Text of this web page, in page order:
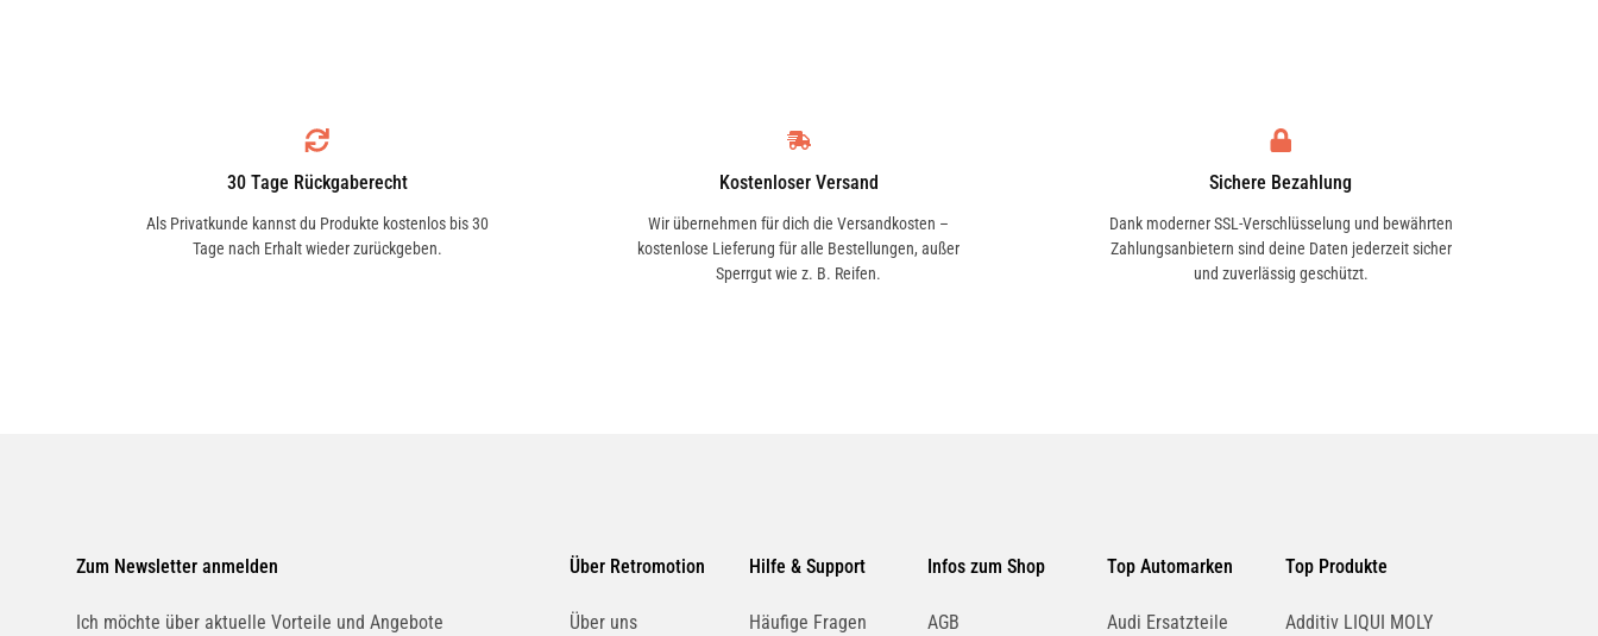
30 Tage Rückgaberecht
Als Privatkunde kannst du Produkte kostenlos bis 30
Tage nach Erhalt wieder zurückgeben.
Kostenloser Versand
Wir übernehmen für dich die Versandkosten –
kostenlose Lieferung für alle Bestellungen, außer
Sperrgut wie z. B. Reifen.
Sichere Bezahlung
Dank moderner SSL-Verschlüsselung und bewährten
Zahlungsanbietern sind deine Daten jederzeit sicher
und zuverlässig geschützt.
Zum Newsletter anmelden
Ich möchte über aktuelle Vorteile und Angebote
Über Retromotion
Über uns
Hilfe & Support
Häufige Fragen
Infos zum Shop
AGB
Top Automarken
Audi Ersatzteile
Top Produkte
Additiv LIQUI MOLY